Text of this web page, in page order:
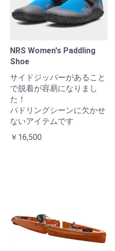
NRS Women's Paddling
Shoe
サイドジッパーがあること
で脱着が容易になりまし
た！
パドリングシーンに欠かせ
ないアイテムです
￥16,500